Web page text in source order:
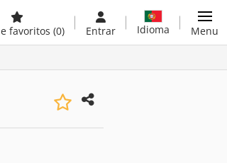
favoritos (0) Entrar Idioma Menu